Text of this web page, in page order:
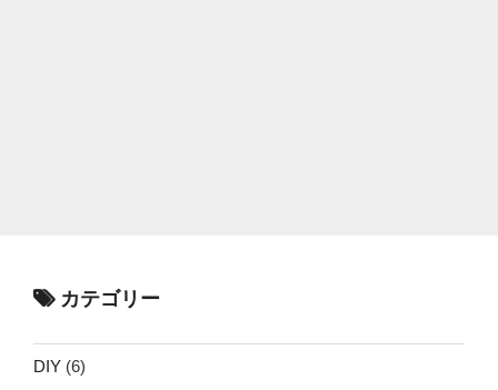
カテゴリー
DIY (6)